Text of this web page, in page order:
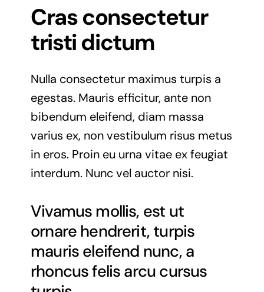
Cras consectetur
tristi dictum
Nulla consectetur maximus turpis a
egestas. Mauris efficitur, ante non
bibendum eleifend, diam massa
varius ex, non vestibulum risus metus
in eros. Proin eu urna vitae ex feugiat
interdum. Nunc vel auctor nisi.
Vivamus mollis, est ut
ornare hendrerit, turpis
mauris eleifend nunc, a
rhoncus felis arcu cursus